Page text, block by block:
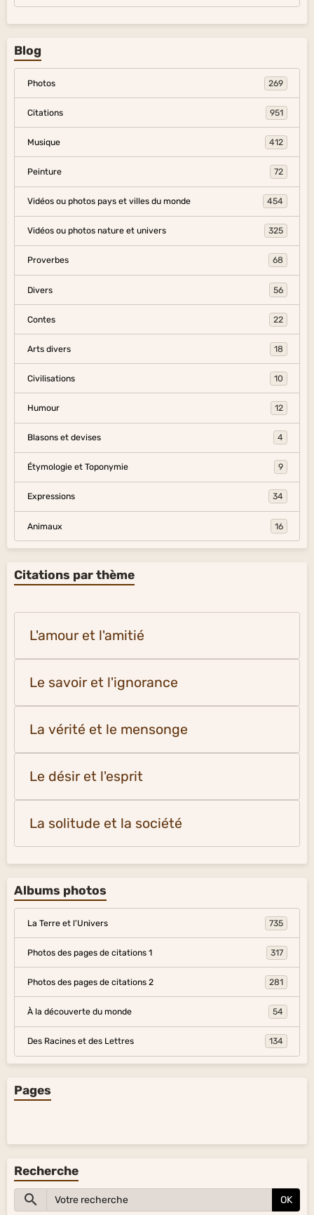
Blog
Photos 269
Citations 951
Musique 412
Peinture 72
Vidéos ou photos pays et villes du monde 454
Vidéos ou photos nature et univers 325
Proverbes 68
Divers 56
Contes 22
Arts divers 18
Civilisations 10
Humour 12
Blasons et devises 4
Étymologie et Toponymie 9
Expressions 34
Animaux 16
Citations par thème
L'amour et l'amitié
Le savoir et l'ignorance
La vérité et le mensonge
Le désir et l'esprit
La solitude et la société
Albums photos
La Terre et l'Univers 735
Photos des pages de citations 1 317
Photos des pages de citations 2 281
À la découverte du monde 54
Des Racines et des Lettres 134
Pages
Recherche
OK